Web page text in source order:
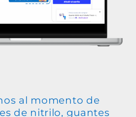
al momento de
de nitrilo, guantes